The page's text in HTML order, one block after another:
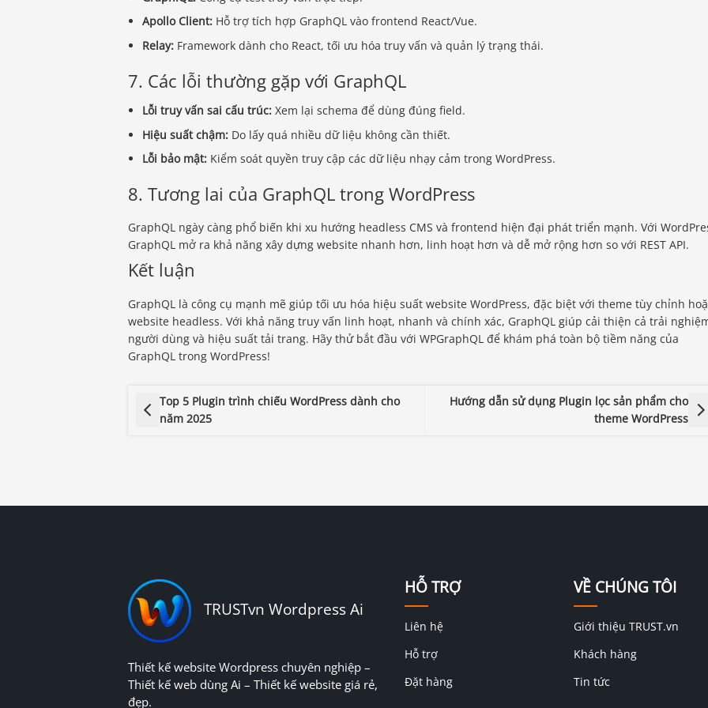
Apollo Client: Hỗ trợ tích hợp GraphQL vào frontend React/Vue.
Relay: Framework dành cho React, tối ưu hóa truy vấn và quản lý trạng thái.
7. Các lỗi thường gặp với GraphQL
Lỗi truy vấn sai cấu trúc: Xem lại schema để dùng đúng field.
Hiệu suất chậm: Do lấy quá nhiều dữ liệu không cần thiết.
Lỗi bảo mật: Kiểm soát quyền truy cập các dữ liệu nhạy cảm trong WordPress.
8. Tương lai của GraphQL trong WordPress
GraphQL ngày càng phổ biến khi xu hướng headless CMS và frontend hiện đại phát triển mạnh. Với
GraphQL mở ra khả năng xây dựng website nhanh hơn, linh hoạt hơn và dễ mở rộng hơn so với REST API.
Kết luận
GraphQL là công cụ mạnh mẽ giúp tối ưu hóa hiệu suất website WordPress, đặc biệt với theme tùy chỉnh
website headless. Với khả năng truy vấn linh hoạt, nhanh và chính xác, GraphQL giúp cải thiện cả trải
người dùng và hiệu suất tải trang. Hãy thử bắt đầu với WPGraphQL để khám phá toàn bộ tiềm năng của
GraphQL trong WordPress!
Top 5 Plugin trình chiếu WordPress dành cho
năm 2025
Hướng dẫn sử dụng Plugin lọc sản phẩm cho
theme WordPress
TRUSTvn Wordpress Ai
Thiết kế website Wordpress chuyên nghiệp –
Thiết kế web dùng Ai – Thiết kế website giá rẻ,
đẹp.
HỖ TRỢ
Liên hệ
Hỗ trợ
Đặt hàng
VỀ CHÚNG TÔI
Giới thiệu TRUST.vn
Khách hàng
Tin tức